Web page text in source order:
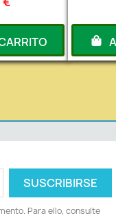
Para ello, consulte